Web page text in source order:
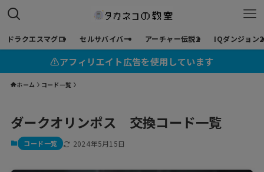
ドラクエスマグロ セルサバイバー アーチャー伝説2 IQダンジョン2
⚠︎アフィリエイト広告を使用しています
ホーム コード一覧
ダークオリンポス 交換コード一覧
コード一覧 2024年5月15日